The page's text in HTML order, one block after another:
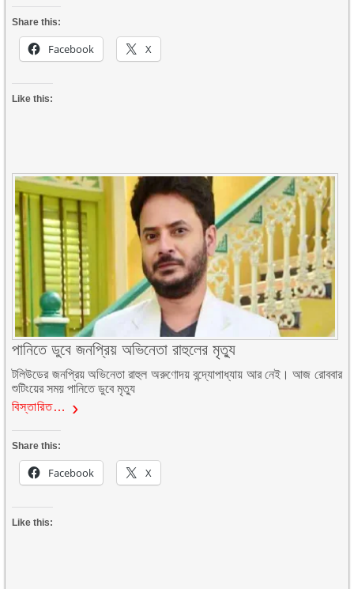
Share this:
Facebook X
Like this:
পানিতে ডুবে জনপ্রিয় অভিনেতা রাহুলের মৃত্যু
টলিউডের জনপ্রিয় অভিনেতা রাহুল অরুণোদয় বন্দ্যোপাধ্যায় আর নেই। আজ রোববার
শুটিংয়ের সময় পানিতে ডুবে মৃত্যু
বিস্তারিত…
Share this:
Facebook X
Like this: